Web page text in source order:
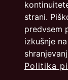
strani.
predvsem
izkušnje
Politika
Politika zasebnosti